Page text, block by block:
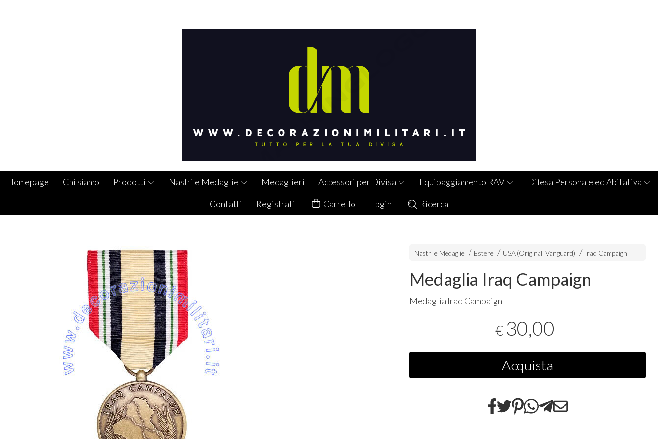
Homepage Chi siamo Prodotti Nastri e Medaglie Medaglieri Accessori per Divisa Equipaggiamento RAV Difesa Personale ed Abitativa
Contatti Registrati Carrello Login Ricerca
Nastri e Medaglie Estere USA (Originali Vanguard) Iraq Campaign
Medaglia Iraq Campaign
Medaglia Iraq Campaign
€ 30,00
Acquista